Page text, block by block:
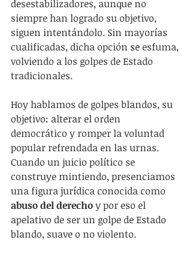
desestabilizadores, aunque no
siempre han logrado su objetivo,
siguen intentándolo. Sin mayorías
cualificadas, dicha opción se esfuma,
volviendo a los golpes de Estado
tradicionales.
Hoy hablamos de golpes blandos, su
objetivo: alterar el orden
democrático y romper la voluntad
popular refrendada en las urnas.
Cuando un juicio político se
construye mintiendo, presenciamos
una figura jurídica conocida como
abuso del derecho y por eso el
apelativo de ser un golpe de Estado
blando, suave o no violento.